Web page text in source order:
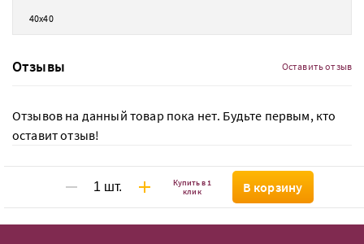
40х40
Отзывы Оставить отзыв
Отзывов на данный товар пока нет. Будьте первым, кто
оставит отзыв!
Купить в 1
клик
В корзину